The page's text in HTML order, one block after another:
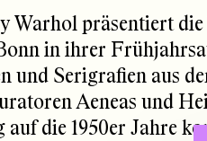
Warhol präsentiert
in ihrer
und Serigrafien aus
Aeneas und
die 1950er Jahre